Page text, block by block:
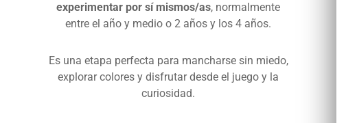
experimentar por sí mismos/as, normalmente
entre el año y medio o 2 años y los 4 años.
Es una etapa perfecta para mancharse sin miedo,
explorar colores y disfrutar desde el juego y la
curiosidad.